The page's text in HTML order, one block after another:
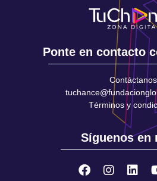
Ponte en contacto
Contáctanos
Términos y
Síguenos en